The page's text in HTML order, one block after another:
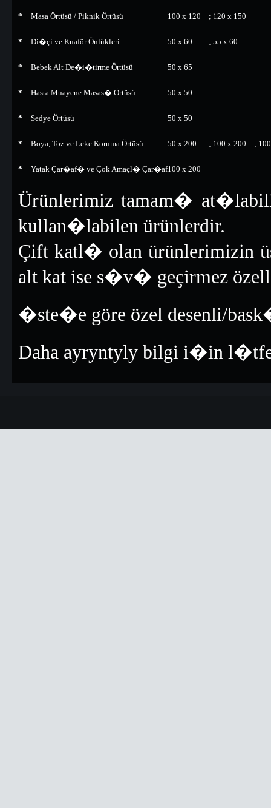
* Masa Örtüsü / Piknik Örtüsü 100 x 120 ; 120 x 150
* Di�çi ve Kuaför Önlükleri 50 x 60 ; 55 x 60
* Bebek Alt De�i�tirme Örtüsü 50 x 65
* Hasta Muayene Masas� Örtüsü 50 x 50
* Sedye Örtüsü 50 x 50
* Boya, Toz ve Leke Koruma Örtüsü 50 x 200 ; 100 x 200 ;
* Yatak Çar�af� ve Çok Amaçl� Çar�af100 x 200
Ürünlerimiz tamam�
kullan�labilen ürünlerdir.
Çift katl� olan ürünlerimizin
alt kat ise s�v� geçirmez
�ste�e göre özel desenli/
Daha ayryntyly bilgi i�in